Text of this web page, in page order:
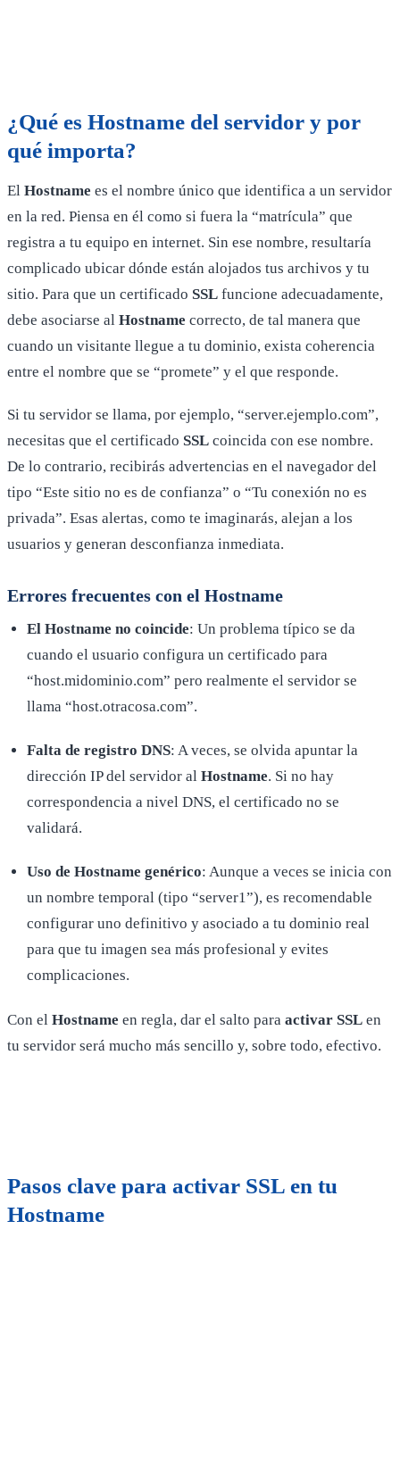
¿Qué es Hostname del servidor y por
qué importa?
El Hostname es el nombre único que identifica a un servidor
en la red. Piensa en él como si fuera la “matrícula” que
registra a tu equipo en internet. Sin ese nombre, resultaría
complicado ubicar dónde están alojados tus archivos y tu
sitio. Para que un certificado SSL funcione adecuadamente,
debe asociarse al Hostname correcto, de tal manera que
cuando un visitante llegue a tu dominio, exista coherencia
entre el nombre que se “promete” y el que responde.
Si tu servidor se llama, por ejemplo, “server.ejemplo.com”,
necesitas que el certificado SSL coincida con ese nombre.
De lo contrario, recibirás advertencias en el navegador del
tipo “Este sitio no es de confianza” o “Tu conexión no es
privada”. Esas alertas, como te imaginarás, alejan a los
usuarios y generan desconfianza inmediata.
Errores frecuentes con el Hostname
El Hostname no coincide: Un problema típico se da
cuando el usuario configura un certificado para
“host.midominio.com” pero realmente el servidor se
llama “host.otracosa.com”.
Falta de registro DNS: A veces, se olvida apuntar la
dirección IP del servidor alHostname. Si no hay
correspondencia a nivel DNS, el certificado no se
validará.
Uso de Hostname genérico: Aunque a veces se inicia con
un nombre temporal (tipo “server1”), es recomendable
configurar uno definitivo y asociado a tu dominio real
para que tu imagen sea más profesional y evites
complicaciones.
Con el Hostname en regla, dar el salto para activar SSL en
tu servidor será mucho más sencillo y, sobre todo, efectivo.
Pasos clave para activar SSL en tu
Hostname